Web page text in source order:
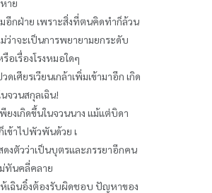
าย
อีกฝ่าย เพราะสิ่งที่ตนคิดทำก็ล้วน
ม่ว่าจะเป็นการพยายามยกระดับ
อเรื่องโรงหมอใดๆ
ดเศียรเวียนเกล้าเพิ่มเข้ามาอีก เกิด
จวนสกุลเฉิน!
ยงเกิดขึ้นในจวนนาง แม้แต่บิดา
เข้าไปพัวพันด้วย เ
งตัวว่าเป็นบุตรและภรรยาอีกคน
ม่ทันคลี่คลาย
ห้เฉินอิ๋งต้องรับผิดชอบ ปัญหาของ